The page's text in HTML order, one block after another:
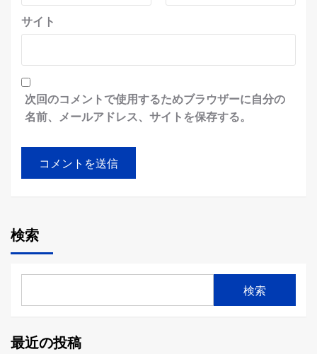
サイト
次回のコメントで使用するためブラウザーに自分の
名前、メールアドレス、サイトを保存する。
検索
検索
最近の投稿